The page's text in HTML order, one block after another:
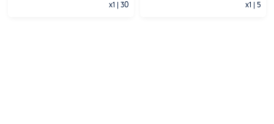
x1 30 x1 5